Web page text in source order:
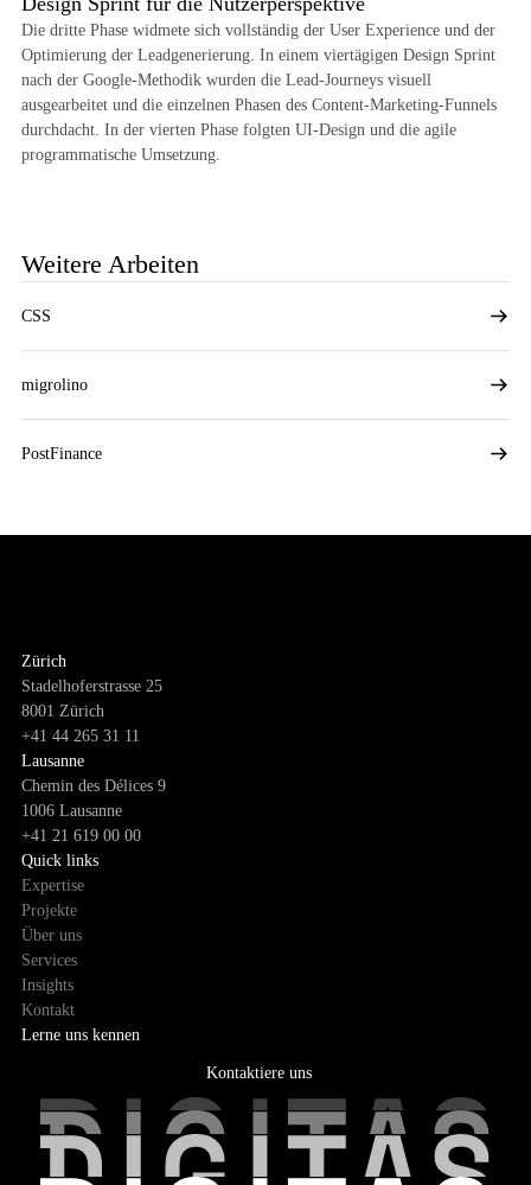
Die dritte Phase widmete sich vollständig der User Experience und der
Optimierung der Leadgenerierung. In einem viertägigen Design Sprint
nach der Google-Methodik wurden die Lead-Journeys visuell
ausgearbeitet und die einzelnen Phasen des Content-Marketing-Funnels
durchdacht. In der vierten Phase folgten UI-Design und die agile
programmatische Umsetzung.
Weitere Arbeiten
CSS
migrolino
PostFinance
Lerne uns kennen
Kontaktiere uns
Kontaktiere uns
Zürich
Stadelhoferstrasse 25
8001 Zürich
+41 44 265 31 11
Lausanne
Chemin des Délices 9
1006 Lausanne
+41 21 619 00 00
Quick links
Expertise
Projekte
Über uns
Services
Insights
Kontakt